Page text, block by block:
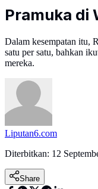
Pramuka di
Dalam kesempatan itu,
satu per satu, bahkan
mereka.
Liputan6.com
Diterbitkan: 12
Share